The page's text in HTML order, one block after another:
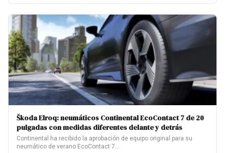
Škoda Elroq: neumáticos Continental EcoContact 7 de 20
pulgadas con medidas diferentes delante y detrás
Continental ha recibido la aprobación de equipo original para su
neumático de verano EcoContact 7…